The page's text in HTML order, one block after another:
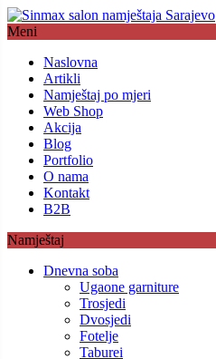
Meni
Naslovna
Artikli
Namještaj po mjeri
Web Shop
Akcija
Blog
Portfolio
O nama
Kontakt
B2B
Namještaj
Dnevna soba
Ugaone garniture
Trosjedi
Dvosjedi
Fotelje
Taburei